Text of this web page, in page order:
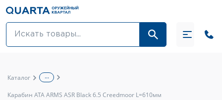
Оптовикам
Каталог ...
Карабин ATA ARMS ASR Black 6.5 Creedmoor L=610мм